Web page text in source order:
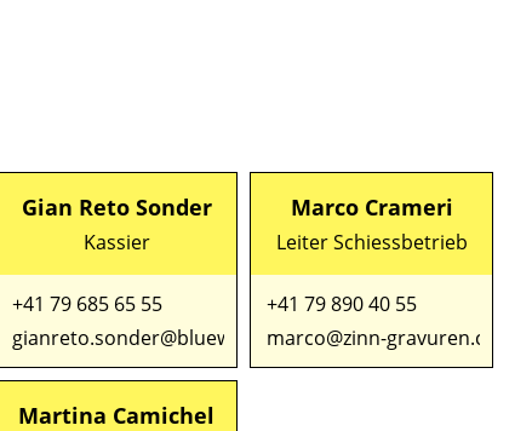
Gian Reto Sonder
Kassier
+41 79 685 65 55
gianreto.sonder@bluewin.ch
Marco Crameri
Leiter Schiessbetrieb
+41 79 890 40 55
marco@zinn-gravuren.ch
Martina Camichel